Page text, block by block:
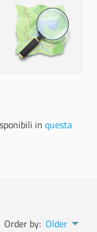
in questa
Order by: Older